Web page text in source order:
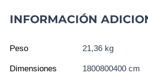
INFORMACIÓN
Peso 21,36 kg
Dimensiones 1800800400 cm